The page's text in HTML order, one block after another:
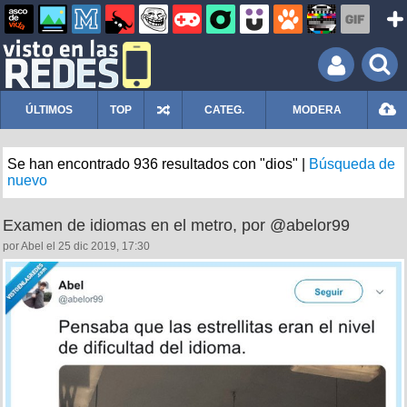
ÚLTIMOS TOP CATEG. MODERA
Se han encontrado 936 resultados con "dios" |
Búsqueda de
nuevo
Examen de idiomas en el metro, por @abelor99
por Abel el 25 dic 2019, 17:30